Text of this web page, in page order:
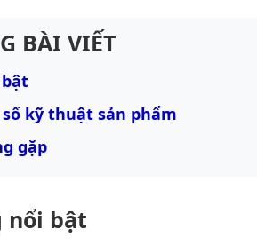
sản phẩm
BÀI VIẾT
kỹ thuật sản phẩm
gặp
nổi bật